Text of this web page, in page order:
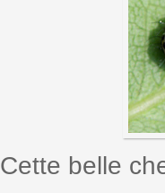
Cette belle